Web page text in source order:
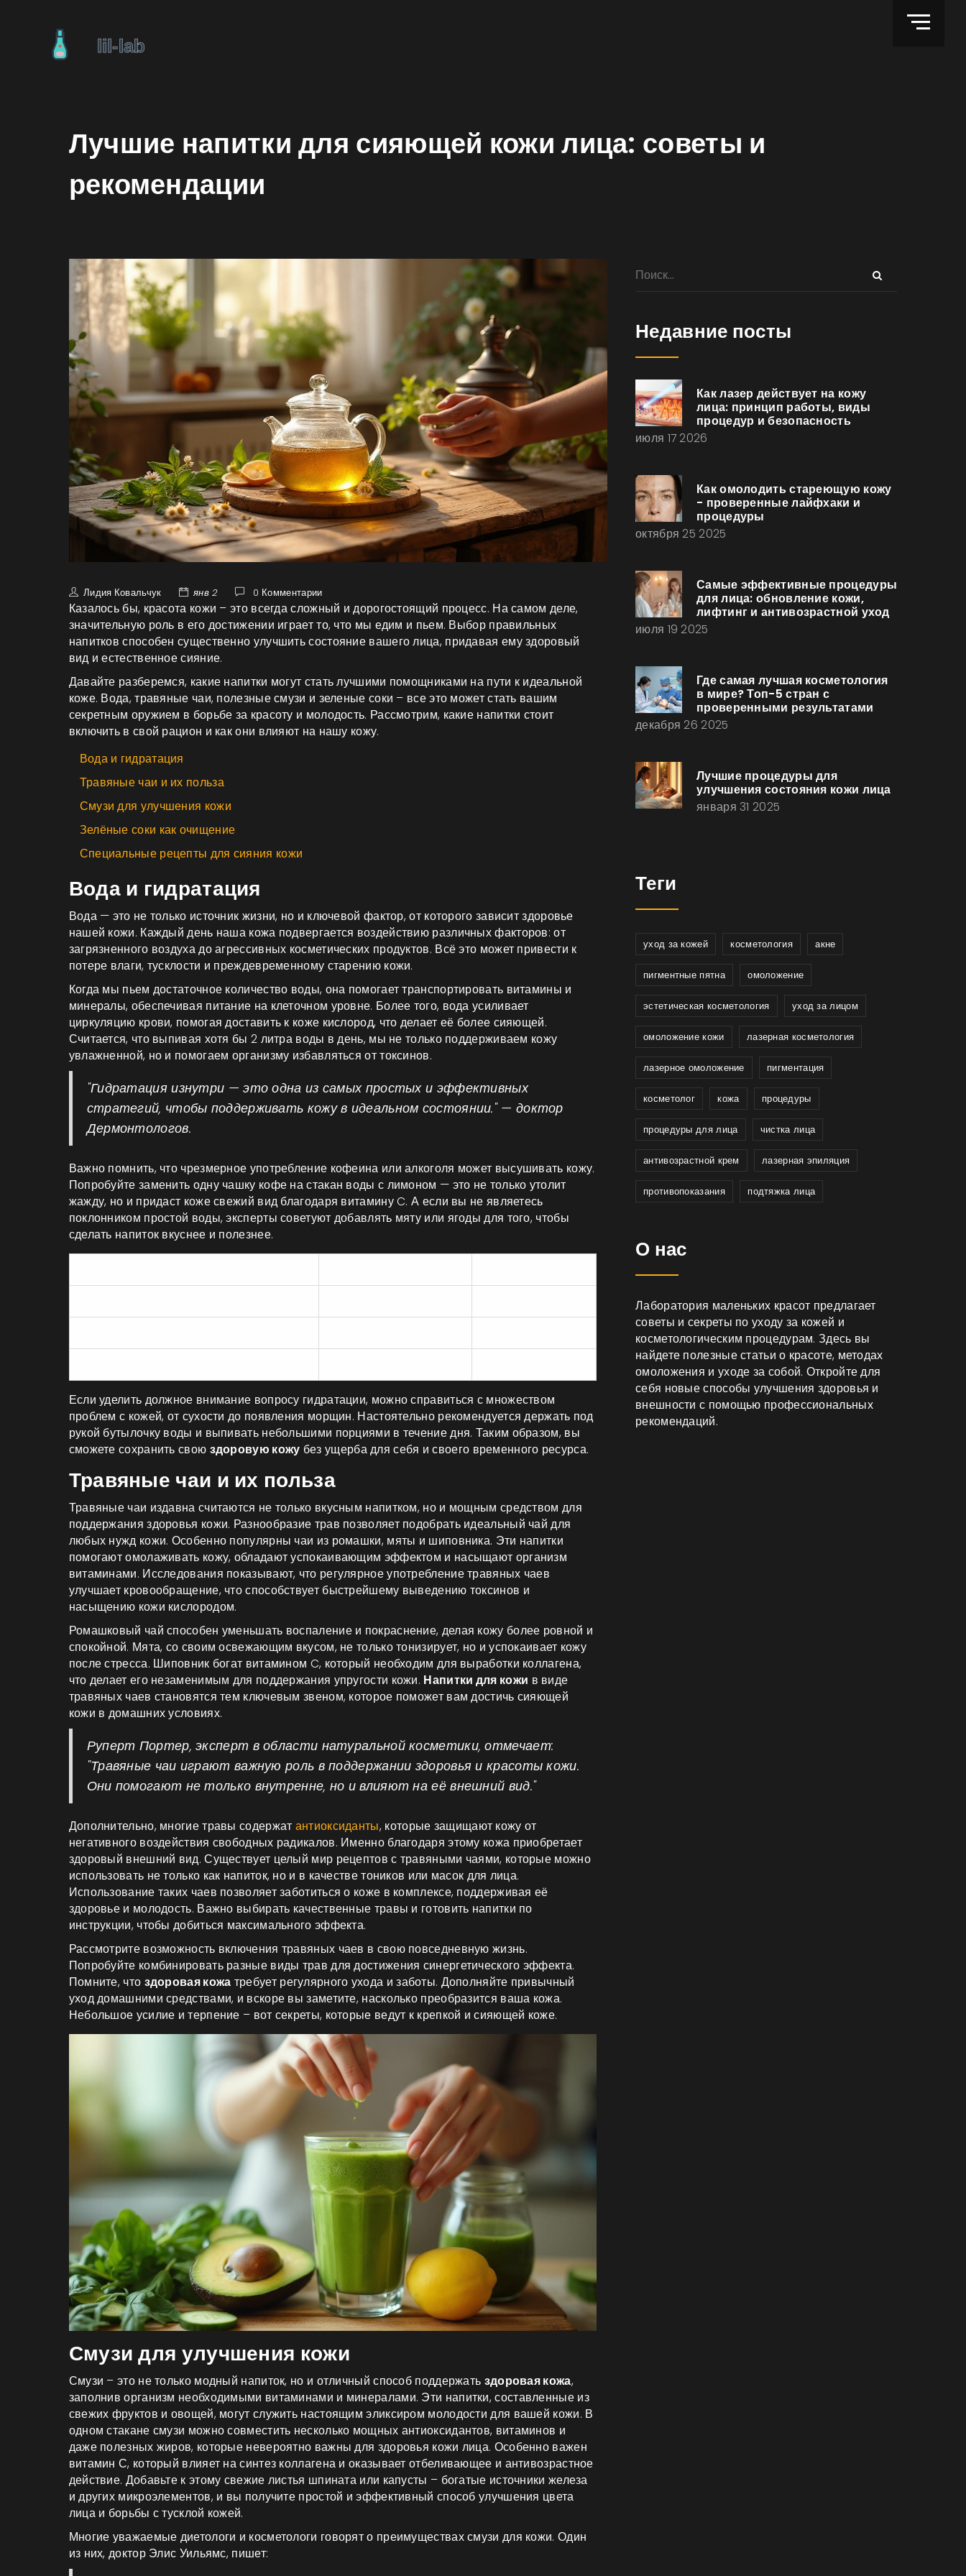
Лучшие напитки для сияющей кожи лица: советы и
рекомендации
Лидия Ковальчук янв 2 0 Комментарии
Казалось бы, красота кожи – это всегда сложный и дорогостоящий процесс. На самом деле,
значительную роль в его достижении играет то, что мы едим и пьем. Выбор правильных
напитков способен существенно улучшить состояние вашего лица, придавая ему здоровый
вид и естественное сияние.
Давайте разберемся, какие напитки могут стать лучшими помощниками на пути к идеальной
коже. Вода, травяные чаи, полезные смузи и зеленые соки – все это может стать вашим
секретным оружием в борьбе за красоту и молодость. Рассмотрим, какие напитки стоит
включить в свой рацион и как они влияют на нашу кожу.
Вода и гидратация
Травяные чаи и их польза
Смузи для улучшения кожи
Зелёные соки как очищение
Специальные рецепты для сияния кожи
Вода и гидратация
Вода — это не только источник жизни, но и ключевой фактор, от которого зависит здоровье
нашей кожи. Каждый день наша кожа подвергается воздействию различных факторов: от
загрязненного воздуха до агрессивных косметических продуктов. Всё это может привести к
потере влаги, тусклости и преждевременному старению кожи.
Когда мы пьем достаточное количество воды, она помогает транспортировать витамины и
минералы, обеспечивая питание на клеточном уровне. Более того, вода усиливает
циркуляцию крови, помогая доставить к коже кислород, что делает её более сияющей.
Считается, что выпивая хотя бы 2 литра воды в день, мы не только поддерживаем кожу
увлажненной, но и помогаем организму избавляться от токсинов.
"Гидратация изнутри — это одна из самых простых и эффективных
стратегий, чтобы поддерживать кожу в идеальном состоянии." — доктор
Дермонтологов.
Важно помнить, что чрезмерное употребление кофеина или алкоголя может высушивать кожу.
Попробуйте заменить одну чашку кофе на стакан воды с лимоном — это не только утолит
жажду, но и придаст коже свежий вид благодаря витамину C. А если вы не являетесь
поклонником простой воды, эксперты советуют добавлять мяту или ягоды для того, чтобы
сделать напиток вкуснее и полезнее.
Если уделить должное внимание вопросу гидратации, можно справиться с множеством
проблем с кожей, от сухости до появления морщин. Настоятельно рекомендуется держать под
рукой бутылочку воды и выпивать небольшими порциями в течение дня. Таким образом, вы
сможете сохранить свою здоровую кожу без ущерба для себя и своего временного ресурса.
Травяные чаи и их польза
Травяные чаи издавна считаются не только вкусным напитком, но и мощным средством для
поддержания здоровья кожи. Разнообразие трав позволяет подобрать идеальный чай для
любых нужд кожи. Особенно популярны чаи из ромашки, мяты и шиповника. Эти напитки
помогают омолаживать кожу, обладают успокаивающим эффектом и насыщают организм
витаминами. Исследования показывают, что регулярное употребление травяных чаев
улучшает кровообращение, что способствует быстрейшему выведению токсинов и
насыщению кожи кислородом.
Ромашковый чай способен уменьшать воспаление и покраснение, делая кожу более ровной и
спокойной. Мята, со своим освежающим вкусом, не только тонизирует, но и успокаивает кожу
после стресса. Шиповник богат витамином C, который необходим для выработки коллагена,
что делает его незаменимым для поддержания упругости кожи. Напитки для кожи в виде
травяных чаев становятся тем ключевым звеном, которое поможет вам достичь сияющей
кожи в домашних условиях.
Руперт Портер, эксперт в области натуральной косметики, отмечает:
"Травяные чаи играют важную роль в поддержании здоровья и красоты кожи.
Они помогают не только внутренне, но и влияют на её внешний вид."
Дополнительно, многие травы содержат антиоксиданты, которые защищают кожу от
негативного воздействия свободных радикалов. Именно благодаря этому кожа приобретает
здоровый внешний вид. Существует целый мир рецептов с травяными чаями, которые можно
использовать не только как напиток, но и в качестве тоников или масок для лица.
Использование таких чаев позволяет заботиться о коже в комплексе, поддерживая её
здоровье и молодость. Важно выбирать качественные травы и готовить напитки по
инструкции, чтобы добиться максимального эффекта.
Рассмотрите возможность включения травяных чаев в свою повседневную жизнь.
Попробуйте комбинировать разные виды трав для достижения синергетического эффекта.
Помните, что здоровая кожа требует регулярного ухода и заботы. Дополняйте привычный
уход домашними средствами, и вскоре вы заметите, насколько преобразится ваша кожа.
Небольшое усилие и терпение – вот секреты, которые ведут к крепкой и сияющей коже.
Смузи для улучшения кожи
Смузи – это не только модный напиток, но и отличный способ поддержать здоровая кожа,
заполнив организм необходимыми витаминами и минералами. Эти напитки, составленные из
свежих фруктов и овощей, могут служить настоящим эликсиром молодости для вашей кожи. В
одном стакане смузи можно совместить несколько мощных антиоксидантов, витаминов и
даже полезных жиров, которые невероятно важны для здоровья кожи лица. Особенно важен
витамин С, который влияет на синтез коллагена и оказывает отбеливающее и антивозрастное
действие. Добавьте к этому свежие листья шпината или капусты – богатые источники железа
и других микроэлементов, и вы получите простой и эффективный способ улучшения цвета
лица и борьбы с тусклой кожей.
Многие уважаемые диетологи и косметологи говорят о преимуществах смузи для кожи. Один
из них, доктор Элис Уильямс, пишет:
Недавние посты
Как лазер действует на кожу
лица: принцип работы, виды
процедур и безопасность
июля 17 2026
Как омолодить стареющую кожу
- проверенные лайфхаки и
процедуры
октября 25 2025
Самые эффективные процедуры
для лица: обновление кожи,
лифтинг и антивозрастной уход
июля 19 2025
Где самая лучшая косметология
в мире? Топ-5 стран с
проверенными результатами
декабря 26 2025
Лучшие процедуры для
улучшения состояния кожи лица
января 31 2025
Теги
уход за кожей косметология акне
пигментные пятна омоложение
эстетическая косметология уход за лицом
омоложение кожи лазерная косметология
лазерное омоложение пигментация
косметолог кожа процедуры
процедуры для лица чистка лица
антивозрастной крем лазерная эпиляция
противопоказания подтяжка лица
О нас
Лаборатория маленьких красот предлагает
советы и секреты по уходу за кожей и
косметологическим процедурам. Здесь вы
найдете полезные статьи о красоте, методах
омоложения и уходе за собой. Откройте для
себя новые способы улучшения здоровья и
внешности с помощью профессиональных
рекомендаций.